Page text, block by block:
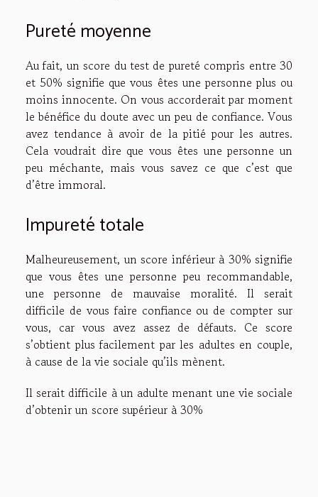
Pureté moyenne
Au fait, un score du test de pureté compris entre 30
et 50% signifie que vous êtes une personne plus ou
moins innocente. On vous accorderait par moment
le bénéfice du doute avec un peu de confiance. Vous
avez tendance à avoir de la pitié pour les autres.
Cela voudrait dire que vous êtes une personne un
peu méchante, mais vous savez ce que c’est que
d’être immoral.
Impureté totale
Malheureusement, un score inférieur à 30% signifie
que vous êtes une personne peu recommandable,
une personne de mauvaise moralité. Il serait
difficile de vous faire confiance ou de compter sur
vous, car vous avez assez de défauts. Ce score
s’obtient plus facilement par les adultes en couple,
à cause de la vie sociale qu’ils mènent.
Il serait difficile à un adulte menant une vie sociale
d’obtenir un score supérieur à 30%